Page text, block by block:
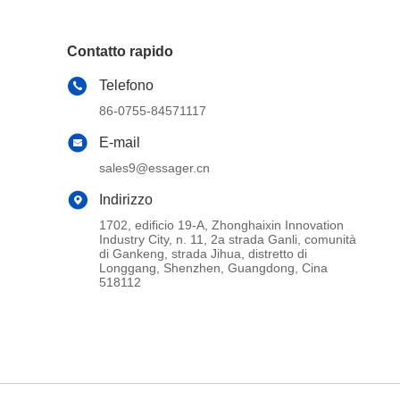
Contatto rapido
Telefono
86-0755-84571117
E-mail
sales9@essager.cn
Indirizzo
1702, edificio 19-A, Zhonghaixin Innovation
Industry City, n. 11, 2a strada Ganli, comunità
di Gankeng, strada Jihua, distretto di
Longgang, Shenzhen, Guangdong, Cina
518112